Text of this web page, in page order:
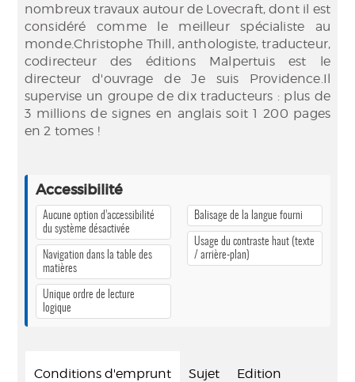
nombreux travaux autour de Lovecraft, dont il est
considéré comme le meilleur spécialiste au
monde.Christophe Thill, anthologiste, traducteur,
codirecteur des éditions Malpertuis est le
directeur d'ouvrage de Je suis Providence.Il
supervise un groupe de dix traducteurs : plus de
3 millions de signes en anglais soit 1 200 pages
en 2 tomes !
Accessibilité
Aucune option d’accessibilité
du système désactivée
Navigation dans la table des
matières
Unique ordre de lecture
logique
Balisage de la langue fourni
Usage du contraste haut (texte
/ arrière-plan)
Conditions d'emprunt Sujet Edition